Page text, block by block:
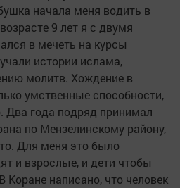
начала меня водить в
9 лет я с двумя
в мечеть на курсы
истории ислама,
молитв. Хождение в
умственные способности,
Два года подряд принимал
по Мензелинскому району,
Для меня это было
и взрослые, и дети чтобы
Коране написано, что человек